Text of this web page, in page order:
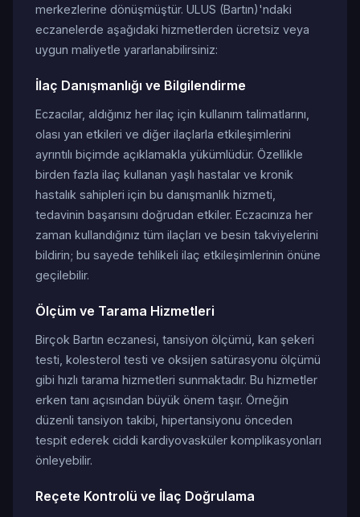
merkezlerine dönüşmüştür. ULUS (Bartın)'ndaki
eczanelerde aşağıdaki hizmetlerden ücretsiz veya
uygun maliyetle yararlanabilirsiniz:
İlaç Danışmanlığı ve Bilgilendirme
Eczacılar, aldığınız her ilaç için kullanım talimatlarını,
olası yan etkileri ve diğer ilaçlarla etkileşimlerini
ayrıntılı biçimde açıklamakla yükümlüdür. Özellikle
birden fazla ilaç kullanan yaşlı hastalar ve kronik
hastalık sahipleri için bu danışmanlık hizmeti,
tedavinin başarısını doğrudan etkiler. Eczacınıza her
zaman kullandığınız tüm ilaçları ve besin takviyelerini
bildirin; bu sayede tehlikeli ilaç etkileşimlerinin önüne
geçilebilir.
Ölçüm ve Tarama Hizmetleri
Birçok Bartın eczanesi, tansiyon ölçümü, kan şekeri
testi, kolesterol testi ve oksijen satürasyonu ölçümü
gibi hızlı tarama hizmetleri sunmaktadır. Bu hizmetler
erken tanı açısından büyük önem taşır. Örneğin
düzenli tansiyon takibi, hipertansiyonu önceden
tespit ederek ciddi kardiyovasküler komplikasyonları
önleyebilir.
Reçete Kontrolü ve İlaç Doğrulama